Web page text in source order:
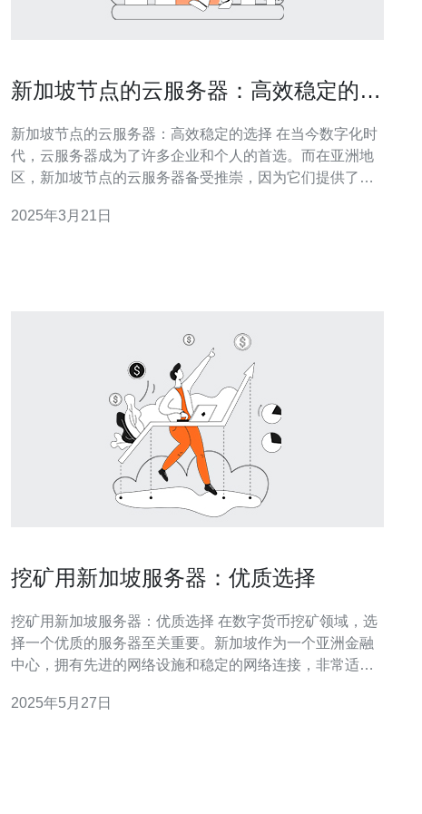
新加坡节点的云服务器：高效稳定的选
新加坡节点的云服务器：高效稳定的选择 在当今数字化时
代，云服务器成为了许多企业和个人的首选。而在亚洲地
区，新加坡节点的云服务器备受推崇，因为它们提供了高
适用场景。 新加坡节点的云服务器以其高效性而闻名。首
2025年3月21日
挖矿用新加坡服务器：优质选择
挖矿用新加坡服务器：优质选择 在数字货币挖矿领域，选
择一个优质的服务器至关重要。新加坡作为一个亚洲金融
中心，拥有先进的网络设施和稳定的网络连接，非常适合
许多优势。首先，新加坡的网络速度非常快，这对于挖矿
2025年5月27日